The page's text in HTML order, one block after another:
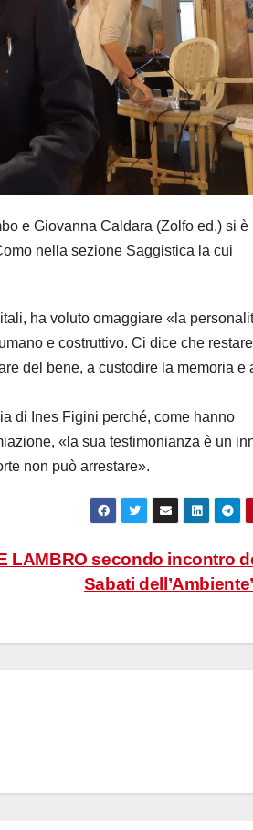
e Giovanna Caldara (Zolfo ed.) si è
nella sezione Saggistica la cui
ha voluto omaggiare «la
e costruttivo. Ci dice che restare
del bene, a custodire la memoria e
di Ines Figini perché, come hanno
«la sua testimonianza è un
non può arrestare».
LAMBRO secondo incontro
Sabati